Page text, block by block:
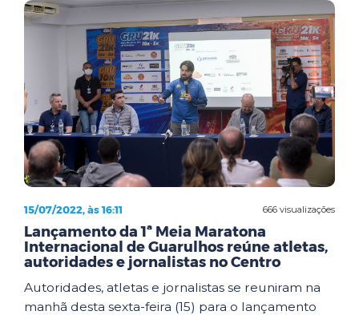
666 visualizações
15/07/2022, às 16:11
Lançamento da 1ª Meia Maratona
Internacional de Guarulhos reúne atletas,
autoridades e jornalistas no Centro
Autoridades, atletas e jornalistas se reuniram na
manhã desta sexta-feira (15) para o lançamento